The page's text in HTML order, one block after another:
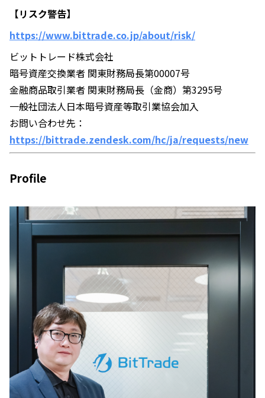
【リスク警告】
https://www.bittrade.co.jp/about/risk/
ビットトレード株式会社
暗号資産交換業者 関東財務局長第00007号
金融商品取引業者 関東財務局長（金商）第3295号
一般社団法人日本暗号資産等取引業協会加入
お問い合わせ先：
https://bittrade.zendesk.com/hc/ja/requests/new
Profile